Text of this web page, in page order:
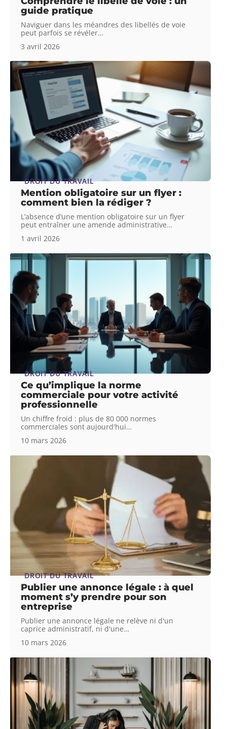
guide pratique
Naviguer dans les méandres des libellés de voie
peut parfois se révéler…
3 avril 2026
DROIT DU TRAVAIL
Mention obligatoire sur un flyer :
comment bien la rédiger ?
L’absence d’une mention obligatoire sur un flyer
peut entraîner une amende administrative…
1 avril 2026
DROIT DU TRAVAIL
Ce qu’implique la norme
commerciale pour votre activité
professionnelle
Un chiffre froid : plus de 80 000 normes
commerciales sont aujourd'hui…
10 mars 2026
DROIT DU TRAVAIL
Publier une annonce légale : à quel
moment s’y prendre pour son
entreprise
Publier une annonce légale ne relève ni d'un
caprice administratif, ni d'une…
10 mars 2026